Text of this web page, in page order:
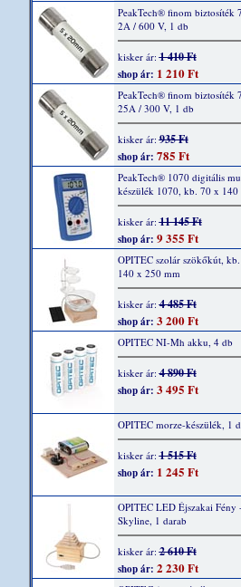
PeakTech® finom biztosíték
2A / 600 V, 1 db
kisker ár:1 410 Ft
shop ár: 1 210 Ft
PeakTech® finom biztosíték
25A / 300 V, 1 db
kisker ár:935 Ft
shop ár: 785 Ft
PeakTech® 1070 digitális
készülék 1070, kb. 70 x
kisker ár:11 145 Ft
shop ár: 9 355 Ft
OPITEC szolár szökőkút,
140 x 250 mm
kisker ár:4 485 Ft
shop ár: 3 200 Ft
OPITEC NI-Mh akku, 4 db
kisker ár:4 890 Ft
shop ár: 3 495 Ft
OPITEC morze-készülék, 1
kisker ár:1 515 Ft
shop ár: 1 245 Ft
OPITEC LED Éjszakai Fény
Skyline, 1 darab
kisker ár:2 610 Ft
shop ár: 2 230 Ft